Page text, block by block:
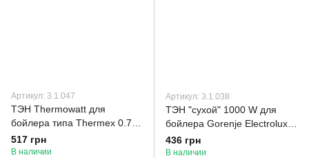
Артикул: 3.1.047
ТЭН Thermowatt для
бойлера типа Thermex 0.7
кВт медь.
517 грн
В наличии
Артикул: 3.1.038
ТЭН "сухой" 1000 W для
бойлера Gorenje Electrolux
Thermowatt
436 грн
В наличии